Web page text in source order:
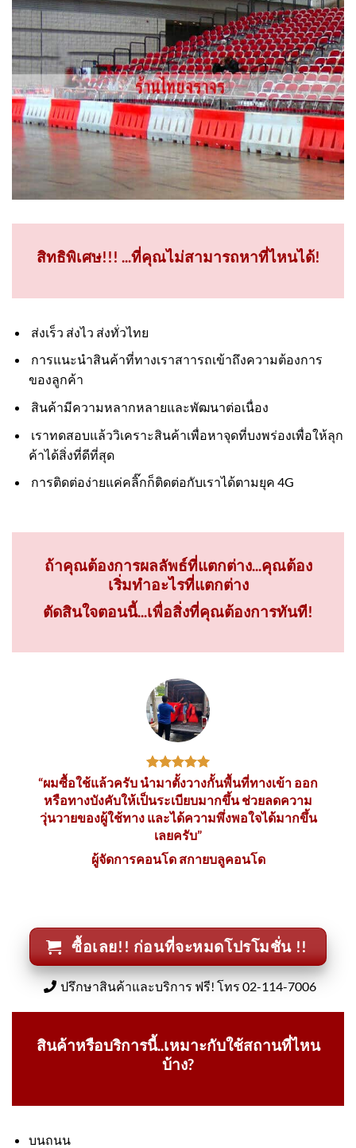
สิทธิพิเศษ!!! ...ที่คุณไม่สามารถหาที่ไหนได้!
ส่งเร็ว ส่งไว ส่งทั่วไทย
การแนะนำสินค้าที่ทางเราสาารถเข้าถึงความต้องการ
ของลูกค้า
สินค้ามีความหลากหลายและพัฒนาต่อเนื่อง
เราทดสอบแล้ววิเคราะสินค้าเพื่อหาจุดที่บงพร่องเพื่อให้ลุก
ค้าได้สิ่งที่ดีที่สุด
การติดต่อง่ายแค่คลิ๊กก็ติดต่อกับเราได้ตามยุค 4G
ถ้าคุณต้องการผลลัพธ์ที่แตกต่าง...คุณต้อง
เริ่มทำอะไรที่แตกต่าง
ตัดสินใจตอนนี้...เพื่อสิ่งที่คุณต้องการทันที!
“ผมซื้อใช้แล้วครับ นำมาตั้งวางกั้นพื้นที่ทางเข้า ออก
หรือทางบังคับให้เป็นระเบียบมากขึ้น ช่วยลดความ
วุ่นวายของผู้ใช้ทาง และได้ความพึ่งพอใจได้มากขึ้น
เลยครับ”
ผู้จัดการคอนโด สกายบลูคอนโด
ซื้อเลย!! ก่อนที่จะหมดโปรโมชั่น !!
ปรึกษาสินค้าและบริการ ฟรี! โทร 02-114-7006
สินค้าหรือบริการนี้..เหมาะกับใช้สถานที่ไหน
บ้าง?
บนถนน